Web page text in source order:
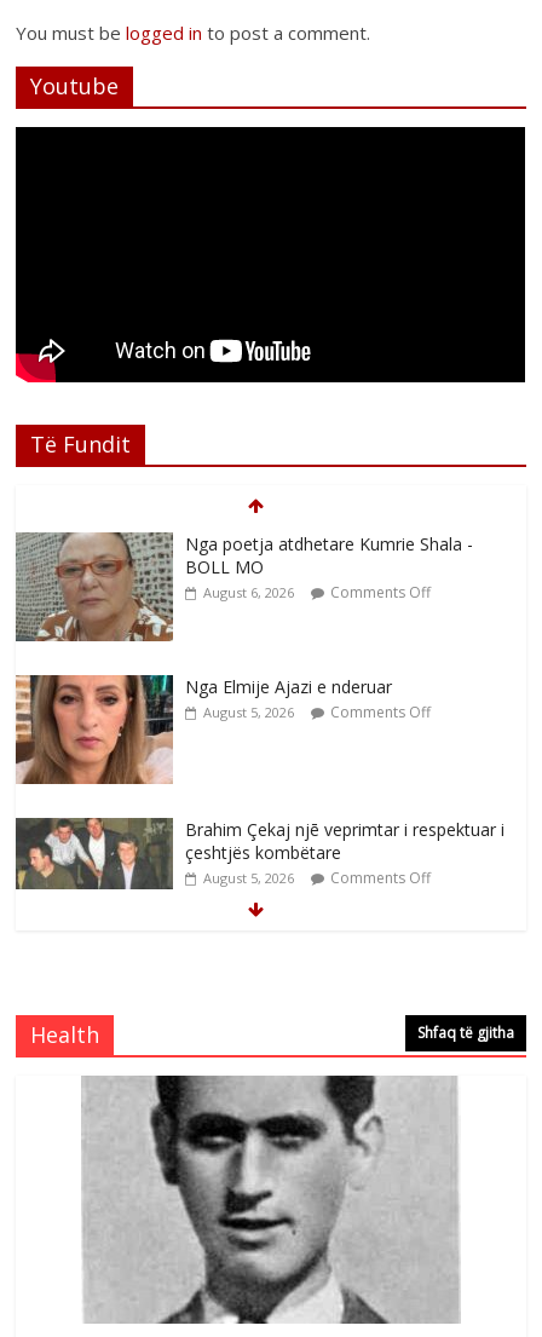
You must belogged in to post a comment.
Youtube
Të Fundit
Nga poetja atdhetare Kumrie Shala -
BOLL MO
August 6, 2026 Comments Off
Nga Elmije Ajazi e nderuar
August 5, 2026 Comments Off
Brahim Çekaj njē veprimtar i respektuar i
çeshtjës kombëtare
August 5, 2026 Comments Off
e invalidëve në Fushë Kosovë
Comments Off
Çlirimtari Agron Gërvalla me takime pune
në atdhe të shoqerisë Levizja
August 3, 2026 Comments Off
Postim me vlera nga artistja e mirëfilltë
Mimoza Gjoni
August 6, 2026 Comments Off
Health Shfaq të gjitha